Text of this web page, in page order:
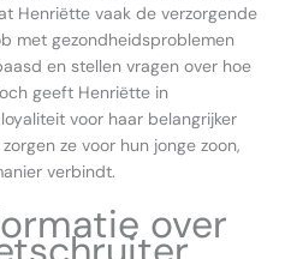
Henriëtte vaak de verzorgende
met gezondheidsproblemen
en stellen vragen over hoe
geeft Henriëtte in
voor haar belangrijker
ze voor hun jonge zoon,
verbindt.
over